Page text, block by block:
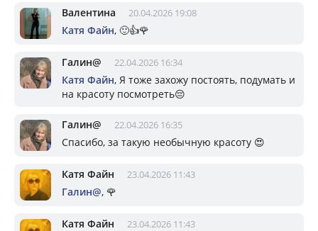
Валентина 20.04.2026 19:08
Катя Файн, 🙂👍🌹
Галин@ 22.04.2026 16:34
Катя Файн, Я тоже захожу постоять, подумать и
на красоту посмотреть😔
Галин@ 22.04.2026 16:35
Спасибо, за такую необычную красоту 😍
Катя Файн 23.04.2026 11:43
Галин@, 🌹
Катя Файн 23.04.2026 11:43